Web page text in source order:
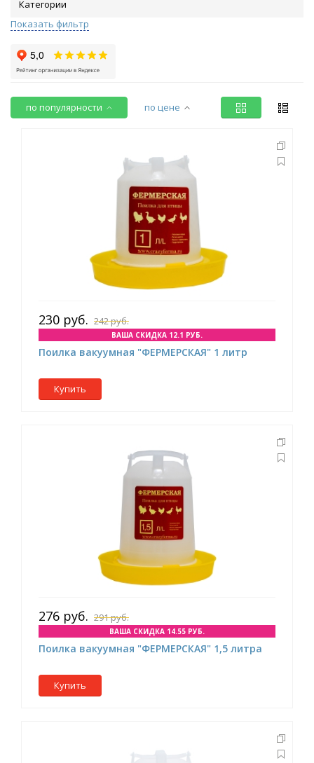
Категории
Показать фильтр
по популярности по цене
230 руб. 242 руб.
ВАША СКИДКА 12.1 РУБ.
Поилка вакуумная "ФЕРМЕРСКАЯ" 1 литр
Купить
276 руб. 291 руб.
ВАША СКИДКА 14.55 РУБ.
Поилка вакуумная "ФЕРМЕРСКАЯ" 1,5 литра
Купить